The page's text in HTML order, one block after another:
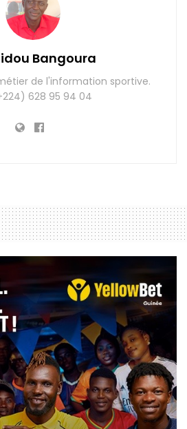
Bangoura
de l'information sportive.
628 95 94 04